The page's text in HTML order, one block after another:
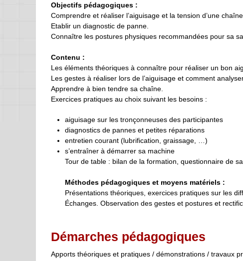
Objectifs pédagogiques :
Comprendre et réaliser l’aiguisage et la tension d’une
Etablir un diagnostic de panne.
Connaître les postures physiques recommandées pour sa
Contenu :
Les éléments théoriques à connaître pour réaliser un bon
Les gestes à réaliser lors de l’aiguisage et comment
Apprendre à bien tendre sa chaîne.
Exercices pratiques au choix suivant les besoins :
aiguisage sur les tronçonneuses des participantes
diagnostics de pannes et petites réparations
entretien courant (lubrification, graissage, …)
s’entraîner à démarrer sa machine
Tour de table : bilan de la formation, questionnaire de
Méthodes pédagogiques et moyens matériels :
Présentations théoriques, exercices pratiques sur les
Échanges. Observation des gestes et postures et
Démarches pédagogiques
Apports théoriques et pratiques / démonstrations / travaux